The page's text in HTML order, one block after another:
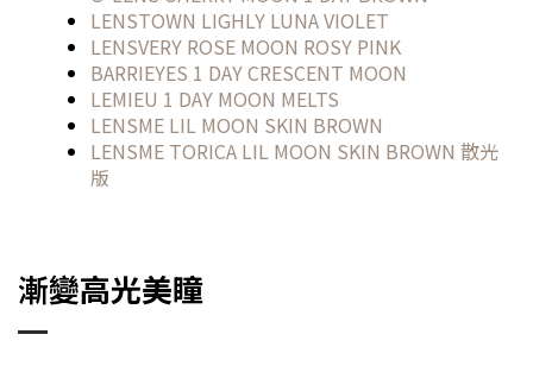
LENSTOWN LIGHLY LUNA VIOLET
LENSVERY ROSE MOON ROSY PINK
BARRIEYES 1 DAY CRESCENT MOON
LEMIEU 1 DAY MOON MELTS
LENSME LIL MOON SKIN BROWN
LENSME TORICA LIL MOON SKIN BROWN 散光
版
漸變高光美瞳